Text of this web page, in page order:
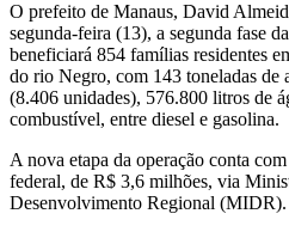
O prefeito de Manaus, David
segunda-feira (13), a segunda fase
beneficiará 854 famílias residentes
do rio Negro, com 143 toneladas de
(8.406 unidades), 576.800 litros de
combustível, entre diesel e gasolina.
A nova etapa da operação conta
federal, de R$ 3,6 milhões, via
Desenvolvimento Regional (MIDR).